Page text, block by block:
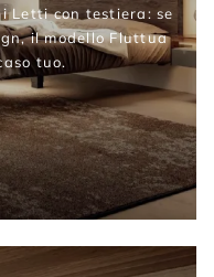
Letti con testiera: se
il modello Fluttua
tuo.